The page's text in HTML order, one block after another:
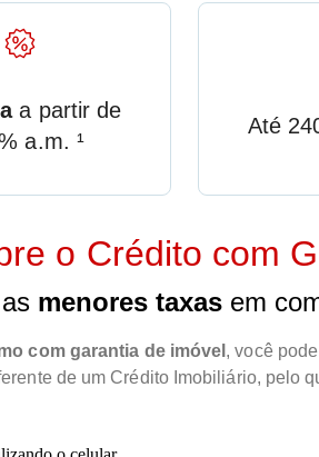
a partir de
a.m. ¹
Até
o Crédito com
menores taxas em
com garantia de imóvel , você
de um Crédito Imobiliário, pelo